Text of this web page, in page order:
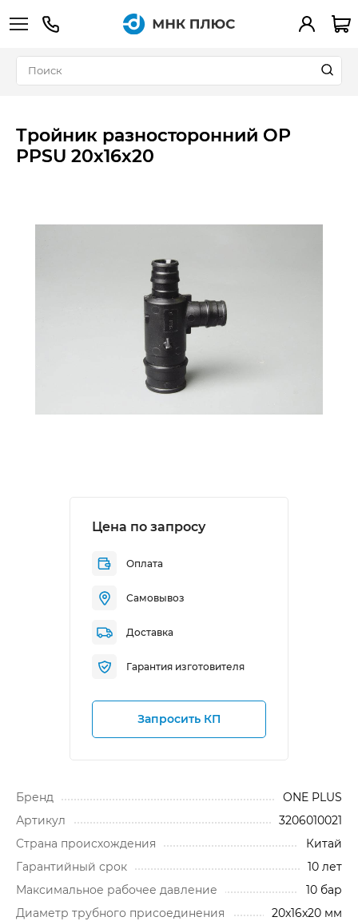
+7 (495) 783-90-39 Вход
Тройник разносторонний ОР
PPSU 20x16x20
Бренд
ONE PLUS
Артикул
3206010021
Cтрана происхождения
Китай
Гарантийный срок
10 лет
Максимальное рабочее давление
10 бар
Диаметр трубного присоединения
20x16x20 мм
Цена по запросу
Оплата
Самовывоз
Доставка
Гарантия изготовителя
Запросить КП